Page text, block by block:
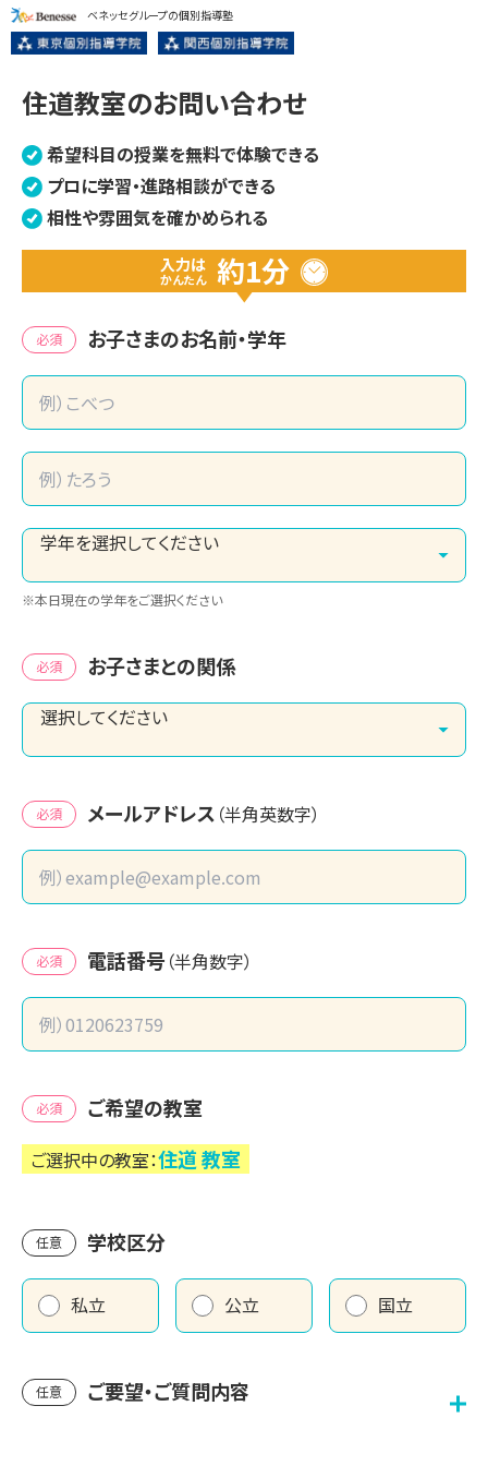
ベネッセグループの個別指導塾
住道教室のお問い合わせ
希望科目の授業を無料で体験できる
プロに学習・進路相談ができる
相性や雰囲気を確かめられる
入力は
かんたん 約1分
必須 お子さまのお名前・学年
※本日現在の学年をご選択ください
必須 お子さまとの関係
必須 メールアドレス （半角英数字）
必須 電話番号 （半角数字）
必須 ご希望の教室
ご選択中の教室：住道教室
任意 学校区分
私立 公立 国立
任意 ご要望・ご質問内容